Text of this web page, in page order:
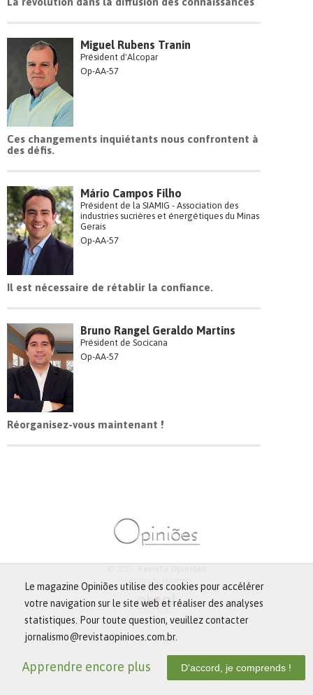
Miguel Rubens Tranin
Président d'Alcopar
Op-AA-57
Ces changements inquiétants nous confrontent à
des défis.
Mário Campos Filho
Président de la SIAMIG - Association des
industries sucrières et énergétiques du Minas
Gerais
Op-AA-57
Il est nécessaire de rétablir la confiance.
Bruno Rangel Geraldo Martins
Président de Socicana
Op-AA-57
Réorganisez-vous maintenant !
Tous droits réservés.
Le magazine Opiniões utilise des cookies pour accélérer
votre navigation sur le site web et réaliser des analyses
statistiques. Pour toute question, veuillez contacter
jornalismo@revistaopinioes.com.br.
Apprendre encore plus D'accord, je comprends !